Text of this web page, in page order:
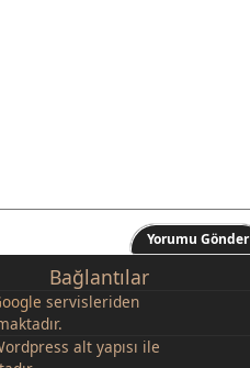
Yorumu Gönder
Bağlantılar
servisleriden
alt yapısı ile